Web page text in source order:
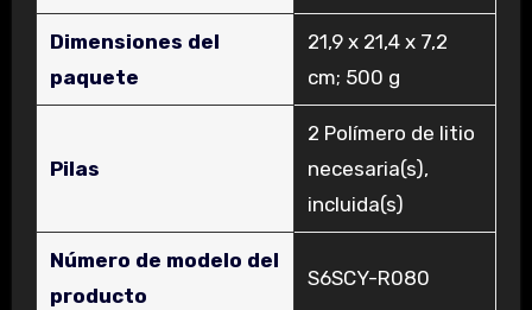
Dimensiones del
paquete
‎21,9 x 21,4 x 7,2
cm; 500 g
Pilas
‎2 Polímero de litio
necesaria(s),
incluida(s)
Número de modelo del
producto
‎S6SCY-R080